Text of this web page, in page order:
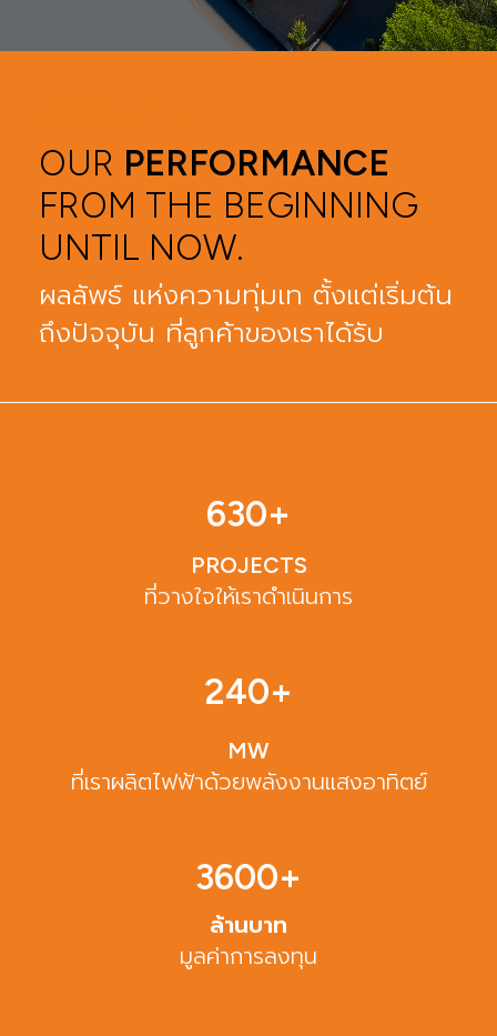
OUR PERFORMANCE
FROM THE BEGINNING
UNTIL NOW.
ผลลัพธ์ แห่งความทุ่มเท ตั้งแต่เริ่มต้น
ถึงปัจจุบัน ที่ลูกค้าของเราได้รับ
630+
PROJECTS
ที่วางใจให้เราดำเนินการ
240+
MW
ที่เราผลิตไฟฟ้าด้วยพลังงานแสงอาทิตย์
3600+
ล้านบาท
มูลค่าการลงทุน